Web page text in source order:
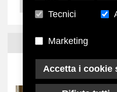
Notizie ed
Notizie
Tecnici
Marketing
Accetta i cookie